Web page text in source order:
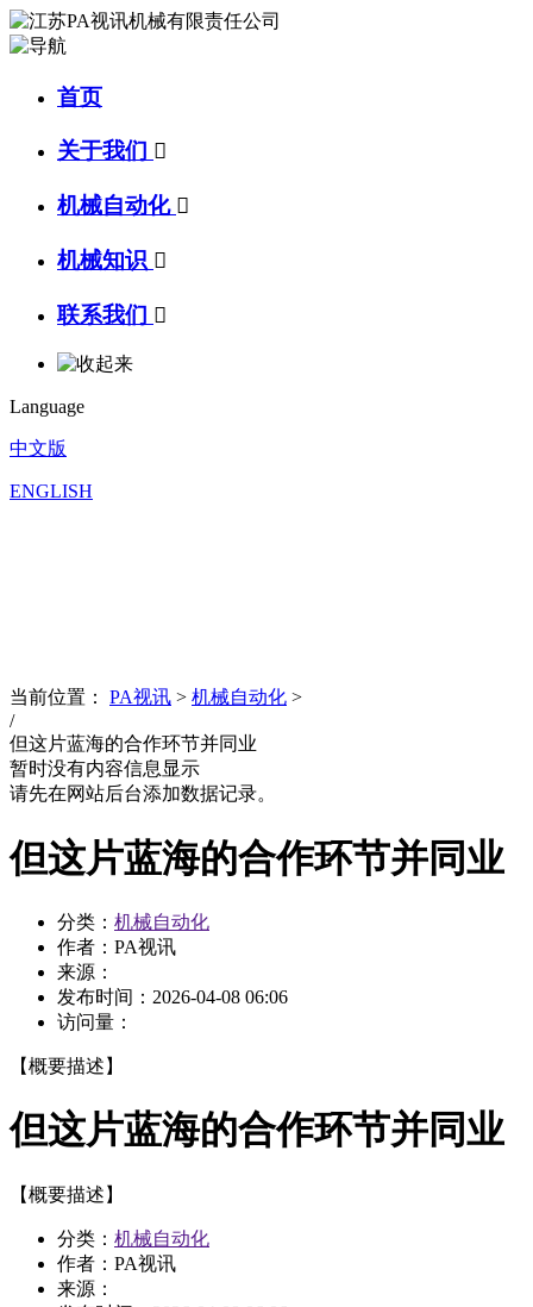
首页
关于我们 
机械自动化 
机械知识 
联系我们 
Language
中文版
ENGLISH
当前位置： PA视讯 > 机械自动化 >
/
但这片蓝海的合作环节并同业
暂时没有内容信息显示
请先在网站后台添加数据记录。
但这片蓝海的合作环节并同业
分类： 机械自动化
作者：PA视讯
来源：
发布时间： 2026-04-08 06:06
访问量：
【概要描述】
但这片蓝海的合作环节并同业
【概要描述】
分类： 机械自动化
作者：PA视讯
来源：